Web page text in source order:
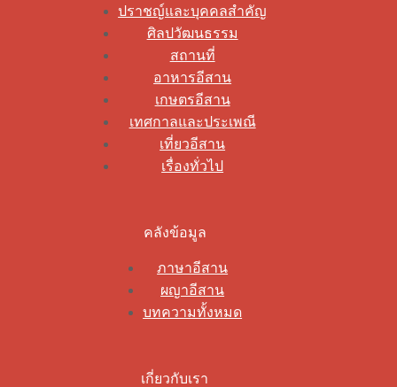
ปราชญ์และบุคคลสำคัญ
ศิลปวัฒนธรรม
สถานที่
อาหารอีสาน
เกษตรอีสาน
เทศกาลและประเพณี
เที่ยวอีสาน
เรื่องทั่วไป
คลังข้อมูล
ภาษาอีสาน
ผญาอีสาน
บทความทั้งหมด
เกี่ยวกับเรา